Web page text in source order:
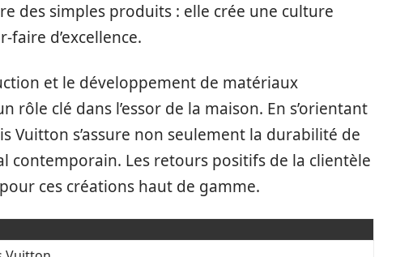
des simples produits : elle crée une culture
d’excellence.
et le développement de matériaux
clé dans l’essor de la maison. En s’orientant
Vuitton s’assure non seulement la durabilité de
contemporain. Les retours positifs de la clientèle
ces créations haut de gamme.